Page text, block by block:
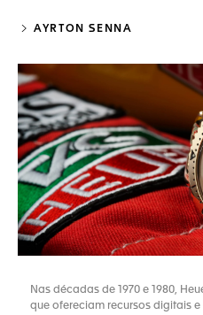
AYRTON SENNA
Nas décadas de 1970 e 1980,
que ofereciam recursos digitais e